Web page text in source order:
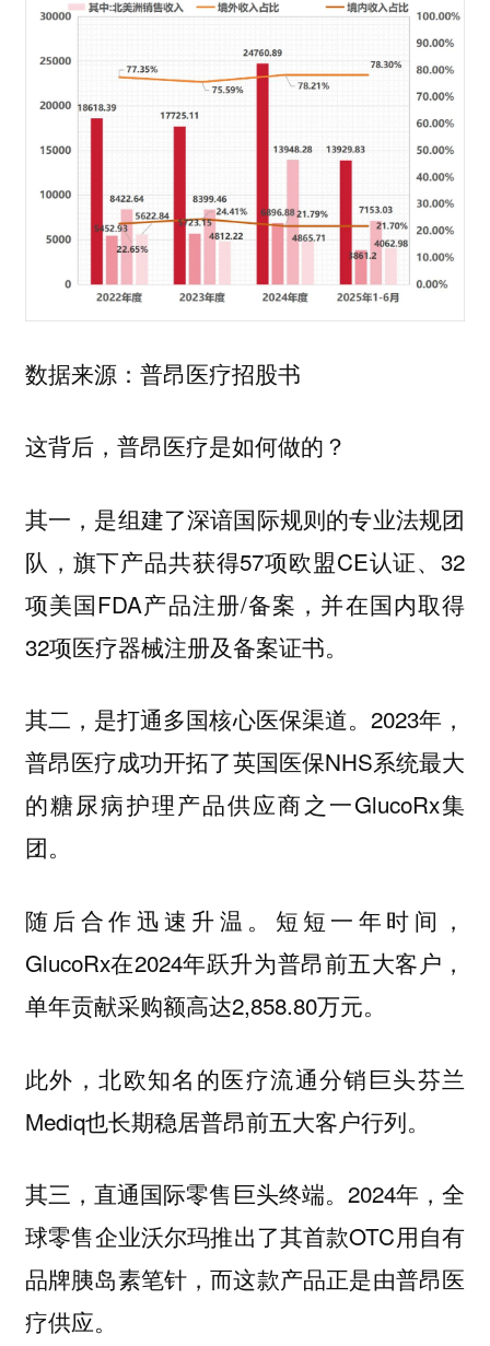
数据来源：普昂医疗招股书
这背后，普昂医疗是如何做的？
其一，是组建了深谙国际规则的专业法规团
队 ，旗下产品共获得57项欧盟CE认证、32
项美国FDA产品注册/备案，并在国内取得
32项医疗器械注册及备案证书。
其二，是打通多国核心医保渠道。2023年，
普昂医疗成功开拓了英国医保NHS系统最大
的糖尿病护理产品供应商之一GlucoRx集
团。
随后合作迅速升温。短短一年时间，
GlucoRx在2024年跃升为普昂前五大客户，
单年贡献采购额高达2,858.80万元。
此外，北欧知名的医疗流通分销巨头芬兰
Mediq也长期稳居普昂前五大客户行列。
其三，直通国际零售巨头终端。 2024年，全
球零售企业沃尔玛推出了其首款OTC用自有
品牌胰岛素笔针，而这款产品正是由普昂医
疗供应。